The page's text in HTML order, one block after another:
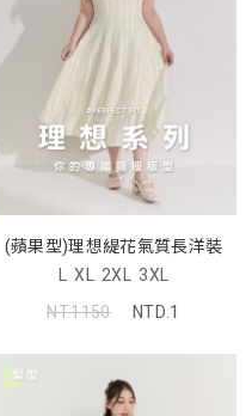
(蘋果型)理想緹花氣質長洋裝
L XL 2XL 3XL
NT.1150
NTD.1